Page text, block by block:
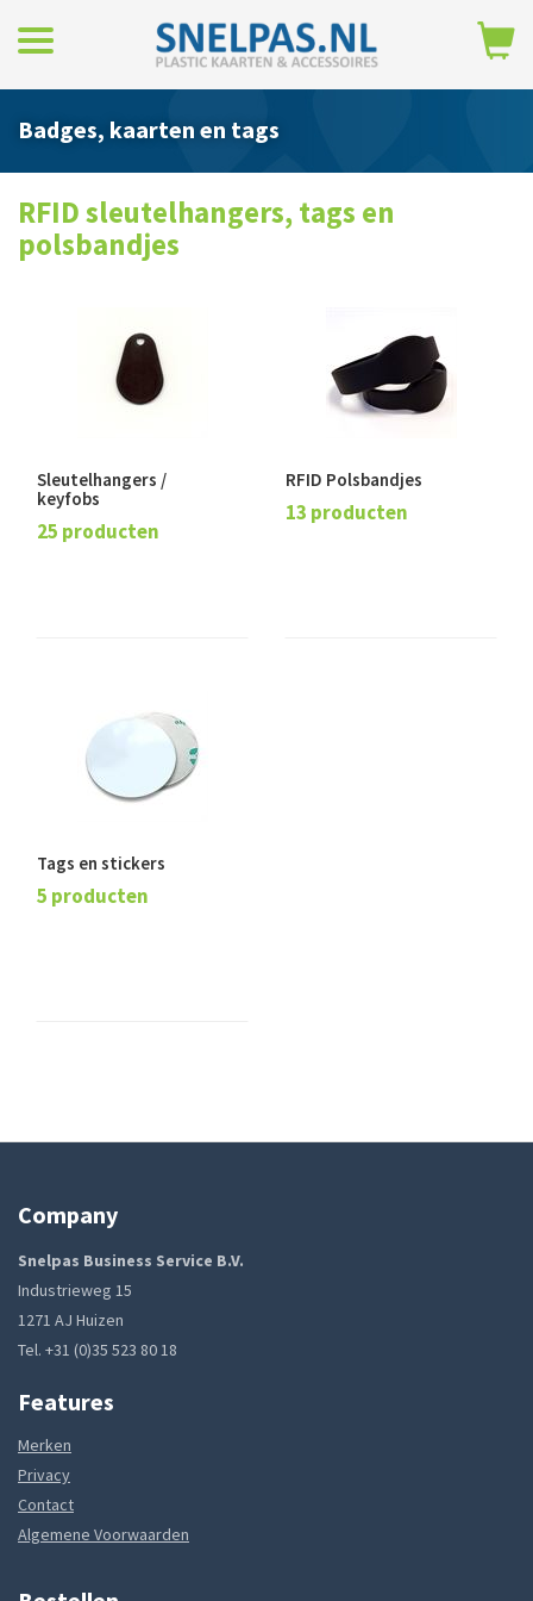
Badges, kaarten en tags
RFID sleutelhangers, tags en
polsbandjes
Sleutelhangers /
keyfobs
25 producten
RFID Polsbandjes
13 producten
Tags en stickers
5 producten
Company
Snelpas Business Service B.V.
Industrieweg 15
1271 AJ Huizen
Tel. +31 (0)35 523 80 18
Features
Merken
Privacy
Contact
Algemene Voorwaarden